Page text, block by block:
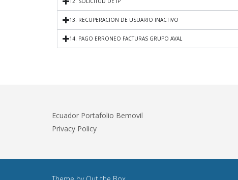
13. RECUPERACION DE USUARIO INACTIVO
14. PAGO ERRONEO FACTURAS GRUPO AVAL
Ecuador Portafolio Bemovil
Privacy Policy